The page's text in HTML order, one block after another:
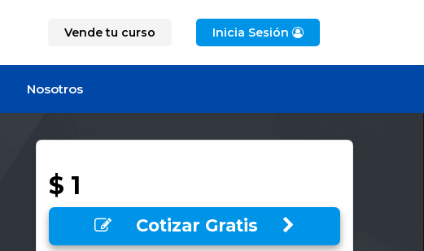
Vende tu curso Inicia Sesión
Nosotros
$ 1
Cotizar Gratis